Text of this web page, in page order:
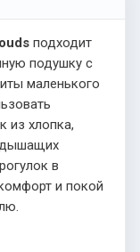
подходит
подушку с
маленького
из хлопка,
дышащих
в
и покой